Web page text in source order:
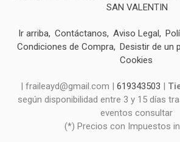
SAN VALENTIN
Ir arriba Contáctanos Aviso Legal
Condiciones de Compra
Desistir de un
Cookies
| fraileayd@gmail.com | 619343503 |
según disponibilidad entre 3 y 15 días
eventos consultar
(*) Precios con Impuestos